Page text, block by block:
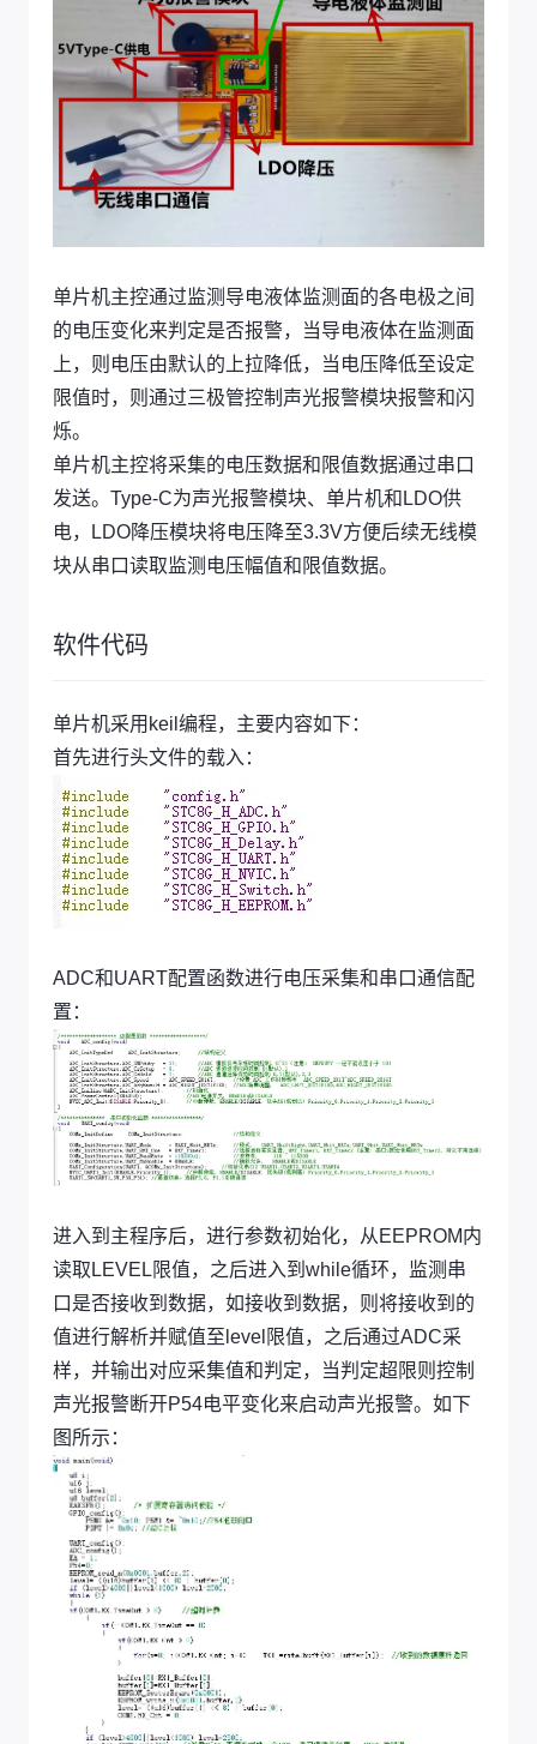
单片机主控通过监测导电液体监测面的各电极之间
的电压变化来判定是否报警，当导电液体在监测面
上，则电压由默认的上拉降低，当电压降低至设定
限值时，则通过三极管控制声光报警模块报警和闪
烁。
单片机主控将采集的电压数据和限值数据通过串口
发送。Type-C为声光报警模块、单片机和LDO供
电，LDO降压模块将电压降至3.3V方便后续无线模
块从串口读取监测电压幅值和限值数据。
软件代码
单片机采用keil编程，主要内容如下：
首先进行头文件的载入：
ADC和UART配置函数进行电压采集和串口通信配
置：
进入到主程序后，进行参数初始化，从EEPROM内
读取LEVEL限值，之后进入到while循环，监测串
口是否接收到数据，如接收到数据，则将接收到的
值进行解析并赋值至level限值，之后通过ADC采
样，并输出对应采集值和判定，当判定超限则控制
声光报警断开P54电平变化来启动声光报警。如下
图所示：